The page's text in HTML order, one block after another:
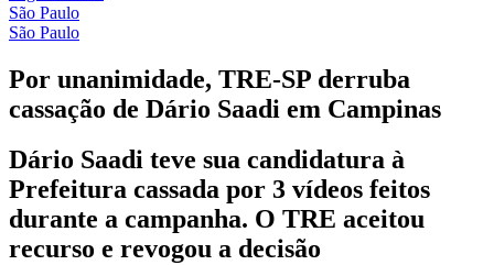
São Paulo
São Paulo
Por unanimidade, TRE-SP derruba
cassação de Dário Saadi em Campinas
Dário Saadi teve sua candidatura à
Prefeitura cassada por 3 vídeos feitos
durante a campanha. O TRE aceitou
recurso e revogou a decisão